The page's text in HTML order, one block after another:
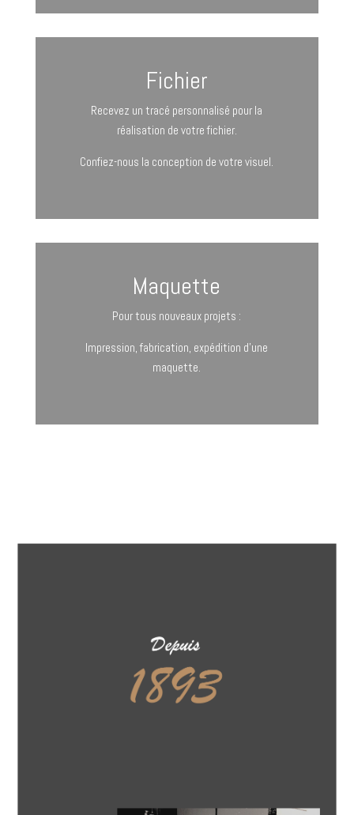
Fichier
Recevez un tracé personnalisé pour la
réalisation de votre fichier.
Confiez-nous la conception de votre visuel.
Maquette
Pour tous nouveaux projets :
Impression, fabrication, expédition d’une
maquette.